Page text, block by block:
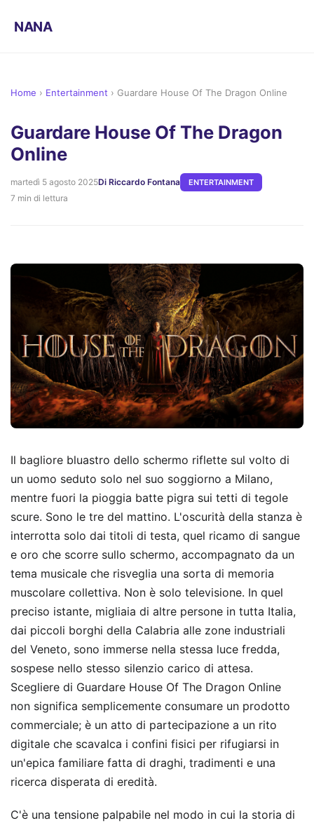
NANA
Home › Entertainment › Guardare House Of The Dragon Online
Guardare House Of The Dragon
Online
martedì 5 agosto 2025Di Riccardo Fontana ENTERTAINMENT
7 min di lettura
Il bagliore bluastro dello schermo riflette sul volto di
un uomo seduto solo nel suo soggiorno a Milano,
mentre fuori la pioggia batte pigra sui tetti di tegole
scure. Sono le tre del mattino. L'oscurità della stanza è
interrotta solo dai titoli di testa, quel ricamo di sangue
e oro che scorre sullo schermo, accompagnato da un
tema musicale che risveglia una sorta di memoria
muscolare collettiva. Non è solo televisione. In quel
preciso istante, migliaia di altre persone in tutta Italia,
dai piccoli borghi della Calabria alle zone industriali
del Veneto, sono immerse nella stessa luce fredda,
sospese nello stesso silenzio carico di attesa.
Scegliere di Guardare House Of The Dragon Online
non significa semplicemente consumare un prodotto
commerciale; è un atto di partecipazione a un rito
digitale che scavalca i confini fisici per rifugiarsi in
un'epica familiare fatta di draghi, tradimenti e una
ricerca disperata di eredità.
C'è una tensione palpabile nel modo in cui la storia di